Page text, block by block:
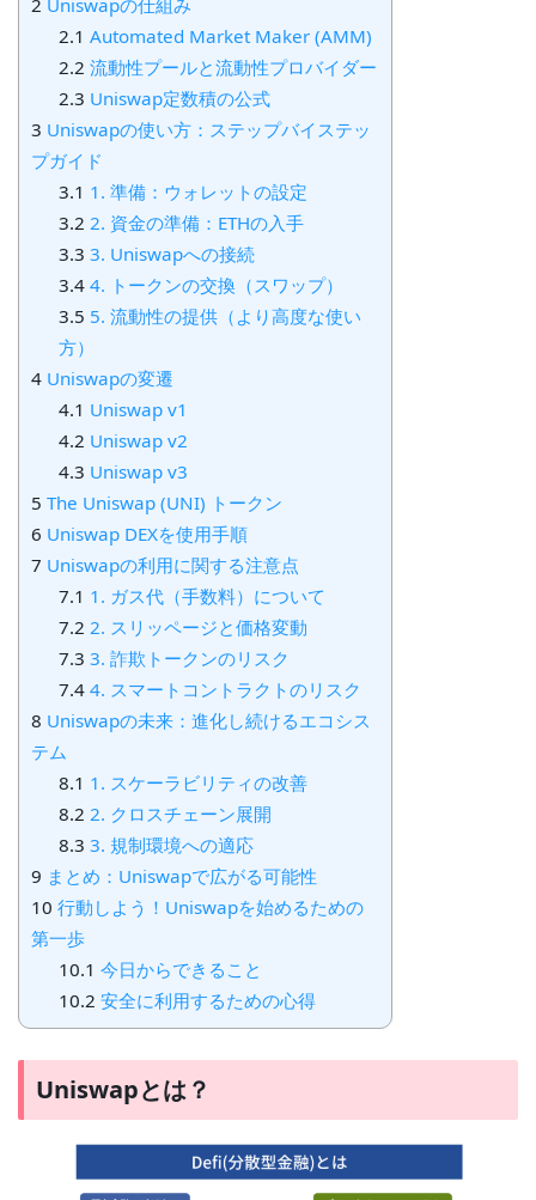
2.1 Automated Market Maker (AMM)
2.2 流動性プールと流動性プロバイダー
2.3 Uniswap定数積の公式
3 Uniswapの使い方：ステップバイステッ
プガイド
3.1 1. 準備：ウォレットの設定
3.2 2. 資金の準備：ETHの入手
3.3 3. Uniswapへの接続
3.44. トークンの交換（スワップ）
3.5 5. 流動性の提供（より高度な使い
方）
4 Uniswapの変遷
4.1 Uniswap v1
4.2 Uniswap v2
4.3 Uniswap v3
5 The Uniswap (UNI) トークン
6 Uniswap DEXを使用手順
7 Uniswapの利用に関する注意点
7.1 1. ガス代（手数料）について
7.2 2. スリッページと価格変動
7.3 3. 詐欺トークンのリスク
7.44. スマートコントラクトのリスク
8 Uniswapの未来：進化し続けるエコシス
テム
8.1 1. スケーラビリティの改善
8.2 2. クロスチェーン展開
8.3 3. 規制環境への適応
9 まとめ：Uniswapで広がる可能性
10 行動しよう！Uniswapを始めるための
第一歩
10.1 今日からできること
10.2 安全に利用するための心得
Uniswapとは？